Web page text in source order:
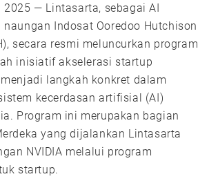
2025 — Lintasarta, sebagai AI
Indosat Ooredoo Hutchison
secara resmi meluncurkan program
inisiatif akselerasi startup
langkah konkret dalam
kecerdasan artifisial (AI)
Program ini merupakan bagian
yang dijalankan Lintasarta
NVIDIA melalui program
startup.